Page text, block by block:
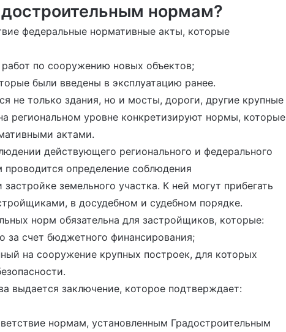
нормам?
федеральные нормативные акты, которые
по сооружению новых объектов;
были введены в эксплуатацию ранее.
не только здания, но и мосты, дороги, другие крупные
региональном уровне конкретизируют нормы, которые
актами.
действующего регионального и федерального
проводится определение соблюдения
земельного участка. К ней могут прибегать
в досудебном и судебном порядке.
норм обязательна для застройщиков, которые:
за счет бюджетного финансирования;
на сооружение крупных построек, для которых
выдается заключение, которое подтверждает:
нормам, установленным Градостроительным